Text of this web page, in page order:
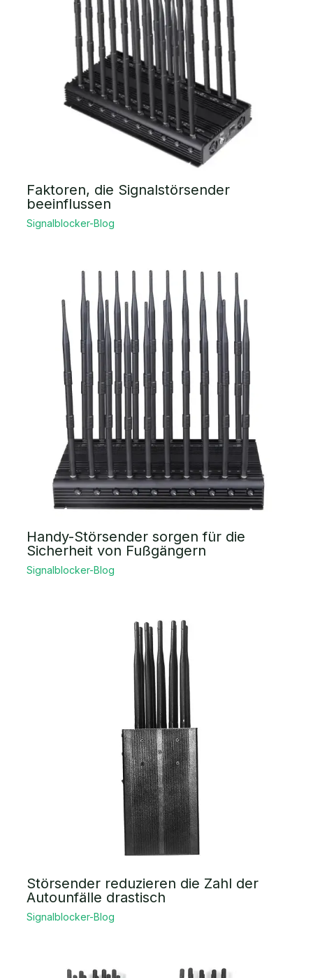
Faktoren, die Signalstörsender
beeinflussen
Signalblocker-Blog
Handy-Störsender sorgen für die
Sicherheit von Fußgängern
Signalblocker-Blog
Störsender reduzieren die Zahl der
Autounfälle drastisch
Signalblocker-Blog